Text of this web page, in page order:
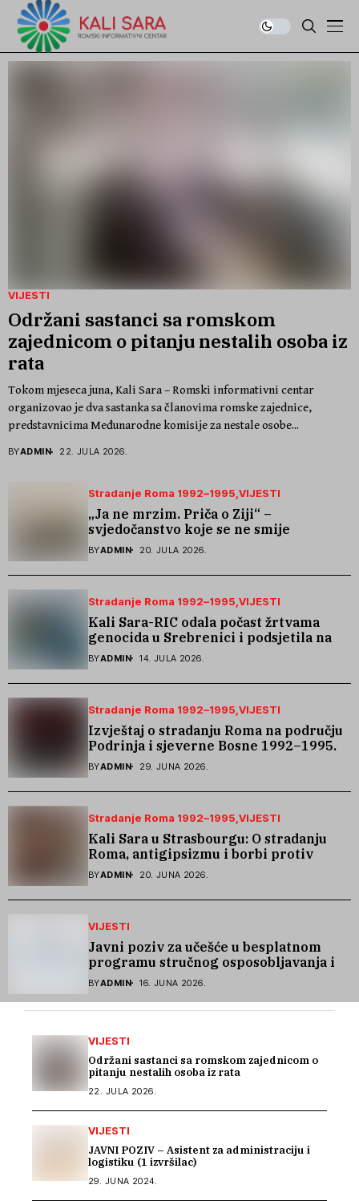
VIJESTI
Održani sastanci sa romskom
zajednicom o pitanju nestalih osoba iz
rata
Tokom mjeseca juna, Kali Sara – Romski informativni centar
organizovao je dva sastanka sa članovima romske zajednice,
predstavnicima Međunarodne komisije za nestale osobe...
BYADMIN 22. JULA 2026.
Stradanje Roma 1992–1995 VIJESTI
„Ja ne mrzim. Priča o Ziji“ –
svjedočanstvo koje se ne smije
zaboraviti
BYADMIN 20. JULA 2026.
Stradanje Roma 1992–1995 VIJESTI
Kali Sara-RIC odala počast žrtvama
genocida u Srebrenici i podsjetila na
stradanje Roma iz Skočića
BYADMIN 14. JULA 2026.
Stradanje Roma 1992–1995 VIJESTI
Izvještaj o stradanju Roma na području
Podrinja i sjeverne Bosne 1992–1995.
godine
BYADMIN 29. JUNA 2026.
Stradanje Roma 1992–1995 VIJESTI
Kali Sara u Strasbourgu: O stradanju
Roma, antigipsizmu i borbi protiv
govora mržnje
BYADMIN 20. JUNA 2026.
VIJESTI
Javni poziv za učešće u besplatnom
programu stručnog osposobljavanja i
podrške pri zapošljavanju
BYADMIN 16. JUNA 2026.
VIJESTI
Održani sastanci sa romskom zajednicom o
pitanju nestalih osoba iz rata
22. JULA 2026.
VIJESTI
JAVNI POZIV – Asistent za administraciju i
logistiku (1 izvršilac)
29. JUNA 2024.